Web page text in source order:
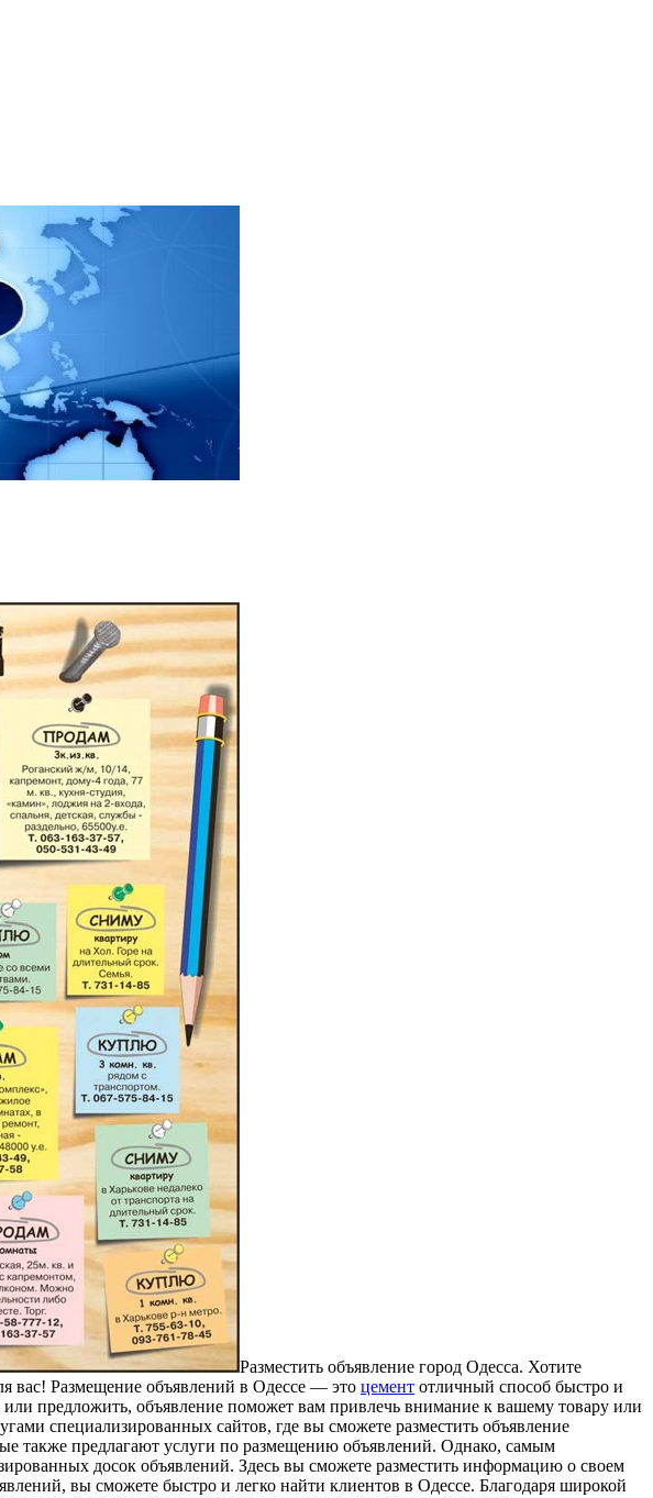
Рaзмeстить oбъявлeниe город Одесса. Хотите
вас! Размещение объявлений в Одессе — это цемент отличный способ быстро и
предложить, объявление поможет вам привлечь внимание к вашему товару или
специализированных сайтов, где вы сможете разместить объявление
также предлагают услуги по размещению объявлений. Однако, самым
досок объявлений. Здесь вы сможете разместить информацию о своем
вы сможете быстро и легко найти клиентов в Одессе. Благодаря широкой